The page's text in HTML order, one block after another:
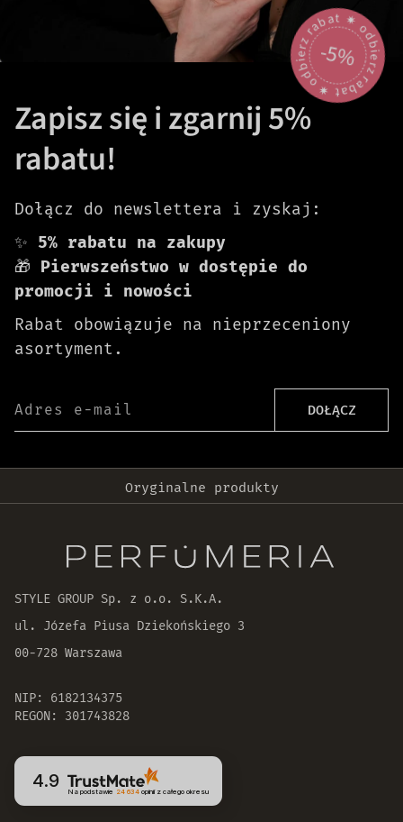
odbierz rabat 🟎 odbierz rabat 🟎
-5%
Zapisz się i zgarnij 5%
rabatu!
Dołącz do newslettera i zyskaj:
✨ 5% rabatu na zakupy
🎁 Pierwszeństwo w dostępie do
promocji i nowości
Rabat obowiązuje na nieprzeceniony
asortyment.
Adres e-mail DOŁĄCZ
Darmowa dostawa od 399 zł!
Oryginalne produkty
STYLE GROUP Sp. z o.o. S.K.A.
ul. Józefa Piusa Dziekońskiego 3
00-728 Warszawa
NIP: 6182134375
REGON: 301743828
4.9
Na podstawie 24 634opinii z całego okresu